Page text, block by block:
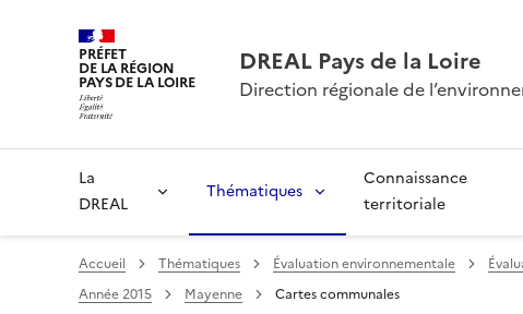
PRÉFET
DE LA RÉGION
PAYS DE LA LOIRE
DREAL Pays de la Loire
Direction régionale de
La
DREAL
Thématiques
Connaissance
territoriale
Accueil Thématiques Évaluation environnementale
Année 2015
Mayenne Cartes communales